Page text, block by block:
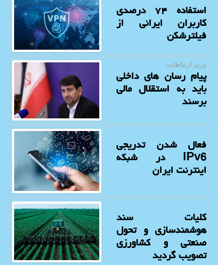
استفاده ۷۴ درصدی
کاربران ایرانی از
فیلترشکن
وزیر ارتباطات:
پیام رسان های داخلی
باید به استقلال مالی
برسند
فعال شدن تدریجی
IPv6 در شبکه
اینترنت ایران
کلیات سند
هوشمندسازی و تحول
صنعتی و کشاورزی
تصویب گردید